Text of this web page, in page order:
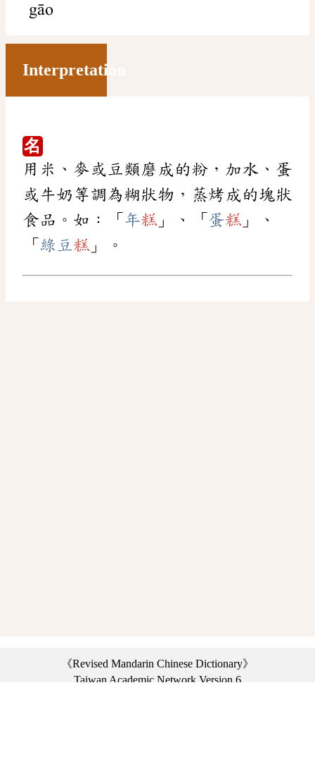
gāo
Interpretation
名
用米、麥或豆類磨成的粉，加水、蛋
或牛奶等調為糊狀物，蒸烤成的塊狀
食品。如：「 年糕 」、「 蛋糕 」、
「 綠豆糕 」。
《Revised Mandarin Chinese Dictionary》
Taiwan Academic Network Version 6